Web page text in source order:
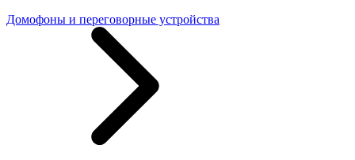
Домофоны и переговорные устройства